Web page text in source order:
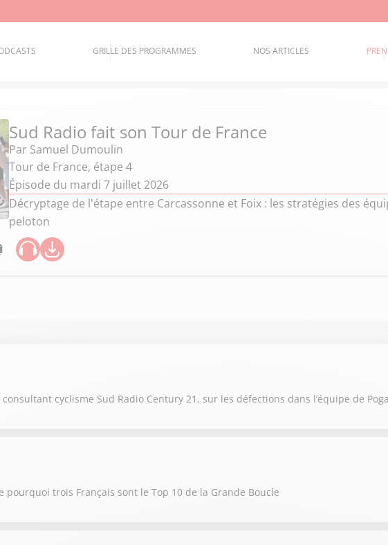
GRILLE DES PROGRAMMES NOS ARTICLES
Sud Radio fait son Tour de France
Par Samuel Dumoulin
Tour de France, étape 4
Épisode du mardi 7 juillet 2026
Décryptage de l'étape entre Carcassonne et Foix : les stratégies des
peloton
cyclisme Sud Radio Century 21, sur les défections dans l’équipe de
pourquoi trois Français sont le Top 10 de la Grande Boucle